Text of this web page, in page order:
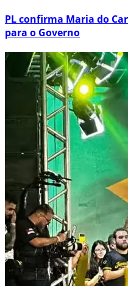
PL confirma Maria do
para o Governo